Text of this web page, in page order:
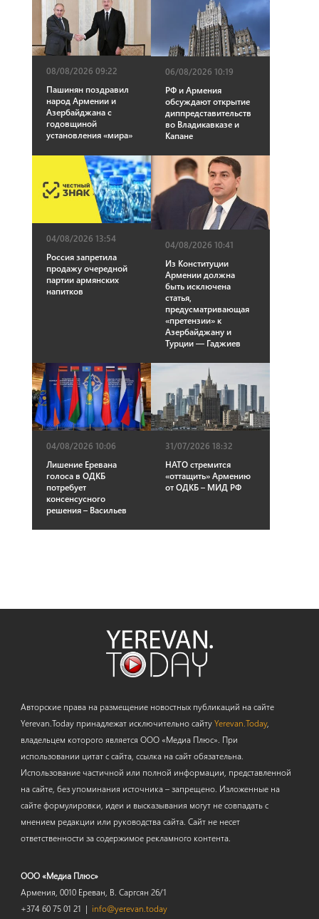
08/08/2026 09:22
Пашинян поздравил
народ Армении и
Азербайджана с
годовщиной
установления «мира»
06/08/2026 10:19
РФ и Армения
обсуждают открытие
диппредставительств
во Владикавказе и
Капане
04/08/2026 13:54
Россия запретила
продажу очередной
партии армянских
напитков
04/08/2026 10:41
Из Конституции
Армении должна
быть исключена
статья,
предусматривающая
«претензии» к
Азербайджану и
Турции — Гаджиев
04/08/2026 10:06
Лишение Еревана
голоса в ОДКБ
потребует
консенсусного
решения – Васильев
31/07/2026 18:32
НАТО стремится
«оттащить» Армению
от ОДКБ – МИД РФ
Авторские права на размещение новостных публикаций на сайте
Yerevan.Today принадлежат исключительно сайтуYerevan.Today,
владельцем которого является ООО «Медиа Плюс». При
использовании цитат с сайта, ссылка на сайт обязательна.
Использование частичной или полной информации, представленной
на сайте, без упоминания источника – запрещено. Изложенные на
сайте формулировки, идеи и высказывания могут не совпадать с
мнением редакции или руководства сайта. Сайт не несет
ответственности за содержимое рекламного контента.
ООО «Медиа Плюс»
Армения, 0010 Ереван, В. Саргсян 26/1
+374 60 75 01 21 | info@yerevan.today